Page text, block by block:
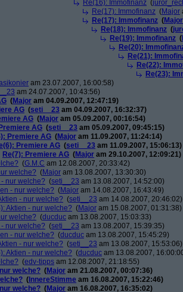
Re(16): Immofinanz (
Re(17): Immofinanz (Major
Re(17): Immofinanz (Major
Re(18): Immofinanz (
Re(19): Immofinanz (
Re(20):
Re(21):
Re(22):
Re(23):
am 23.07.2007, 16:00:58)
am 24.07.2007, 10:43:56)
(Major am 04.09.2007, 12:47:19)
AG (seti__23 am 04.09.2007, 16:32:37)
AG (Major am 05.09.2007, 00:16:54)
AG (seti__23 am 05.09.2007, 09:45:15)
Premiere AG (Major am 11.09.2007, 11:24:14)
Premiere AG (seti__23 am 11.09.2007, 15:06:13)
Re(7): Premiere AG (Major am 29.10.2007, 12:09:21)
(G.M.C am 12.08.2007, 20:33:42)
welche? (Major am 13.08.2007, 13:30:30)
- nur welche? (seti__23 am 13.08.2007, 14:52:00)
- nur welche? (Major am 14.08.2007, 16:43:49)
- nur welche? (seti__23 am 14.08.2007, 20:46:02)
Aktien - nur welche? (Major am 15.08.2007, 01:31:38)
welche? (ducduc am 13.08.2007, 15:03:33)
- nur welche? (seti__23 am 13.08.2007, 15:39:35)
- nur welche? (ducduc am 13.08.2007, 15:45:29)
- nur welche? (seti__23 am 13.08.2007, 15:53:06)
Aktien - nur welche? (ducduc am 13.08.2007,
(edv-tipps am 12.08.2007, 21:18:55)
welche? (Major am 21.08.2007, 00:07:36)
( InnereStimme am 16.08.2007, 15:22:46)
welche? (Major am 16.08.2007, 16:35:02)